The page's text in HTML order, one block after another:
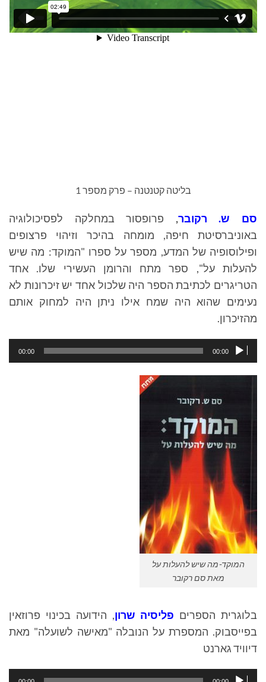
בליטה קטנטנה – פרק מספר 1
סם ש. רקובר, פרופסור במחלקה לפסיכולוגיה
באוניברסיטת חיפה, מומחה בהיכר וזיהוי פרצופים
ופילוסופיה של המדע, מספר על ספרו "המוקד: מה שיש
להעלות על", ספר מתח והרומן העשירי שלו. אחד
הטריגרים לכתיבת הספר היה שלכול אחד יש זיכרונות לא
נעימים שהוא היה שמח אילו ניתן היה למחוק אותם
מהזיכרון.
נגן
אודיו
00:00
00:00
המוקד-מה שיש להעלות על
מאת סם רקובר
בלוגרית הספרים פליסיה שרון, הידועה בכינוי פרוזאין
בפייסבוק. המספרת על הנובלה "מאישה לשועלה" מאת
דיוויד גארנט
נגן